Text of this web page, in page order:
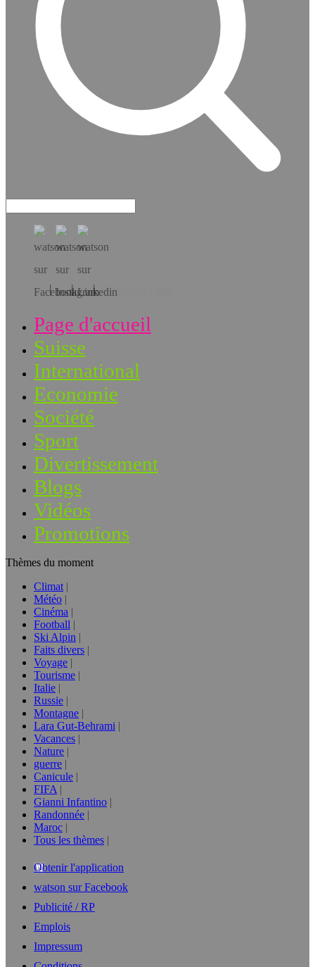
Téléchargez l’app!
Page d'accueil
Suisse
International
Economie
Société
Sport
Divertissement
Blogs
Vidéos
Promotions
Thèmes du moment
Climat
Météo
Cinéma
Football
Ski Alpin
Faits divers
Voyage
Tourisme
Italie
Russie
Montagne
Lara Gut-Behrami
Vacances
Nature
guerre
Canicule
FIFA
Gianni Infantino
Randonnée
Maroc
Tous les thèmes
Obtenir l'application
watson sur Facebook
Publicité / RP
Emplois
Impressum